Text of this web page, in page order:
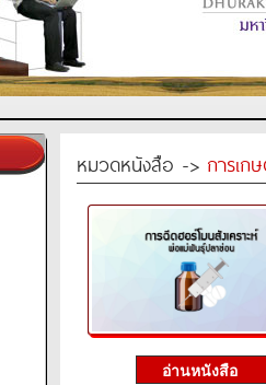
หมวดหนังสือ -> การเก